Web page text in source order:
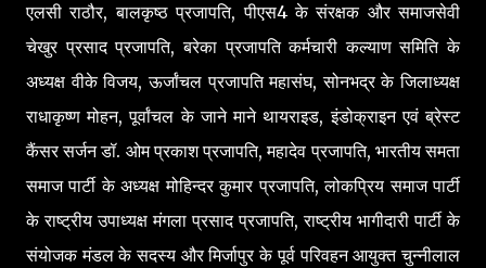
एलसी राठौर, बालकृष्ठ प्रजापति, पीएस4 के संरक्षक और समाजसेवी
चेखुर प्रसाद प्रजापति, बरेका प्रजापति कर्मचारी कल्याण समिति के
अध्यक्ष वीके विजय, ऊर्जांचल प्रजापति महासंघ, सोनभद्र के जिलाध्यक्ष
राधाकृष्ण मोहन, पूर्वांचल के जाने माने थायराइड, इंडोक्राइन एवं ब्रेस्ट
कैंसर सर्जन डॉ. ओम प्रकाश प्रजापति, महादेव प्रजापति, भारतीय समता
समाज पार्टी के अध्यक्ष मोहिन्दर कुमार प्रजापति, लोकप्रिय समाज पार्टी
के राष्ट्रीय उपाध्यक्ष मंगला प्रसाद प्रजापति, राष्ट्रीय भागीदारी पार्टी के
संयोजक मंडल के सदस्य और मिर्जापुर के पूर्व परिवहन आयुक्त चुन्नीलाल